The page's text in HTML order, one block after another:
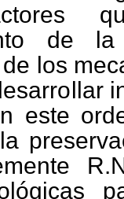
de
los
este